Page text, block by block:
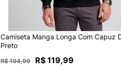
Camiseta Manga Longa Com Capuz
Preto
R$ 194,99 R$ 119,99